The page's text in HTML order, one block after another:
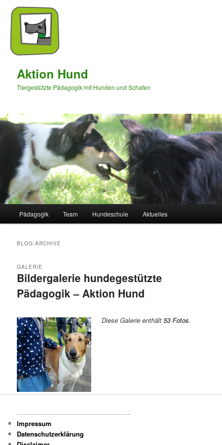
Aktion Hund
Tiergestützte Pädagogik mit Hunden und Schafen
Zum
Zum
wechseln
Pädagogik Team Hundeschule Aktuelles
BLOG-ARCHIVE
Bildergalerie hundegestützte
Pädagogik – Aktion Hund
GALERIE
Diese Galerie enthält53 Fotos.
Impressum
Datenschutzerklärung